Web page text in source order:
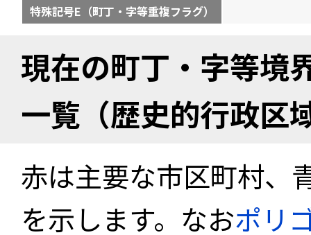
特殊記号E（町丁・字等重複フラグ）
現在の町丁・字等境
一覧（歴史的行政区
赤は主要な市区町村、
を示します。なおポリ